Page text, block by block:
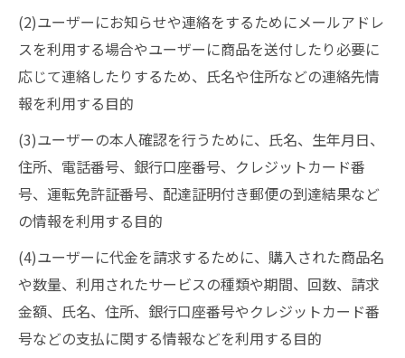
(2)ユーザーにお知らせや連絡をするためにメールアドレ
スを利用する場合やユーザーに商品を送付したり必要に
応じて連絡したりするため、氏名や住所などの連絡先情
報を利用する目的
(3)ユーザーの本人確認を行うために、氏名、生年月日、
住所、電話番号、銀行口座番号、クレジットカード番
号、運転免許証番号、配達証明付き郵便の到達結果など
の情報を利用する目的
(4)ユーザーに代金を請求するために、購入された商品名
や数量、利用されたサービスの種類や期間、回数、請求
金額、氏名、住所、銀行口座番号やクレジットカード番
号などの支払に関する情報などを利用する目的